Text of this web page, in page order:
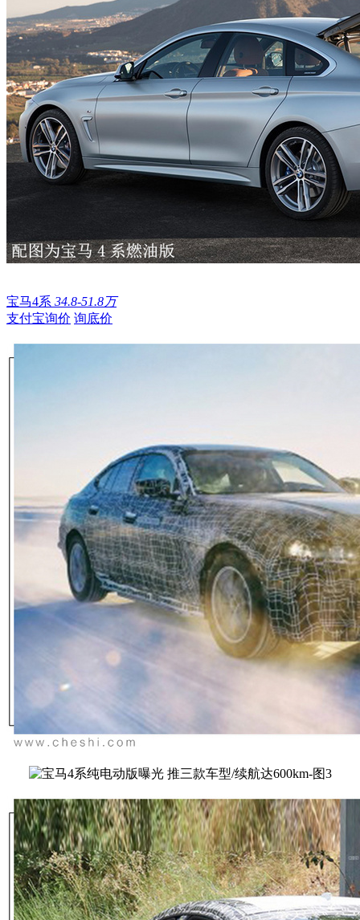
宝马4系 34.8-51.8万
支付宝询价 询底价